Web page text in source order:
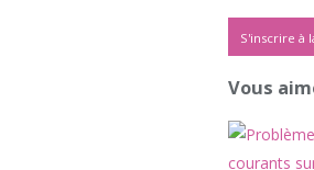
S'inscrire à
Vous